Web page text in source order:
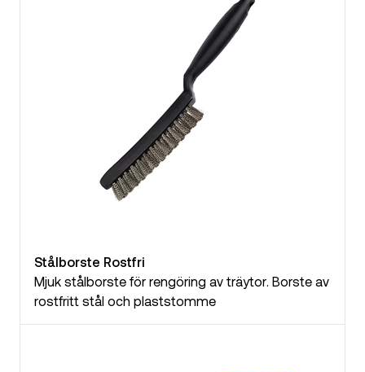
Stålborste Rostfri
Mjuk stålborste för rengöring av träytor. Borste av
rostfritt stål och plaststomme